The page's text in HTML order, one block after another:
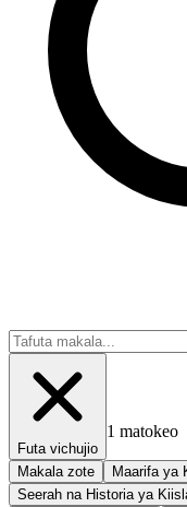
Futa vichujio
1 matokeo
Makala zote Maarifa ya
Seerah na Historia ya